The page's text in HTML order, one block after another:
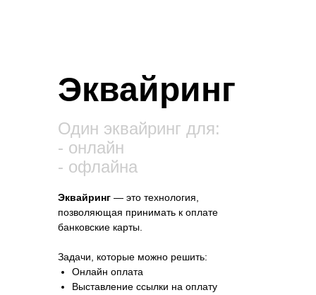
Эквайринг
Эквайринг — это технология,
позволяющая принимать к оплате
банковские карты.
Задачи, которые можно решить:
Онлайн оплата
Выставление ссылки на оплату
Один эквайринг для:
- онлайн
- офлайна